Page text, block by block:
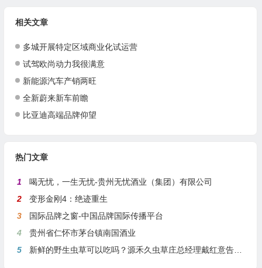
相关文章
多城开展特定区域商业化试运营
试驾欧尚动力我很满意
新能源汽车产销两旺
全新蔚来新车前瞻
比亚迪高端品牌仰望
热门文章
1
喝无忧，一生无忧-贵州无忧酒业（集团）有限公司
2
变形金刚4：绝迹重生
3
国际品牌之窗-中国品牌国际传播平台
4
贵州省仁怀市茅台镇南国酒业
5
新鲜的野生虫草可以吃吗？源禾久虫草庄总经理戴红意告诉你